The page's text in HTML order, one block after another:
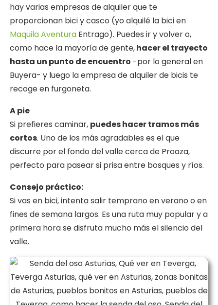
hay varias empresas de alquiler que te
proporcionan bici y casco (yo alquilé la bici en
Maquila Aventura Entrago). Puedes ir y volver o,
como hace la mayoría de gente,hacer el trayecto
hasta un punto de encuentro -por lo general en
Buyera- y luego la empresa de alquiler de bicis te
recoge en furgoneta.
A pie
Si prefieres caminar, puedes hacer tramos más
cortos. Uno de los más agradables es el que
discurre por el fondo del valle cerca de Proaza,
perfecto para pasear si prisa entre bosques y ríos.
Consejo práctico:
Si vas en bici, intenta salir temprano en verano o en
fines de semana largos. Es una ruta muy popular y a
primera hora se disfruta mucho más el silencio del
valle.